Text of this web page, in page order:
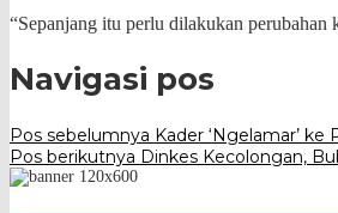
“Sepanjang itu perlu dilakukan perubahan
Navigasi pos
Pos sebelumnya Kader ‘Ngelamar’
Pos berikutnya Dinkes Kecolongan,